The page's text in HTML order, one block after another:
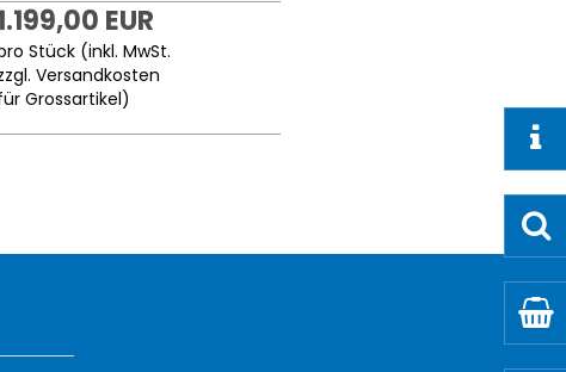
EUR
Stück (inkl. MwSt.
Versandkosten
Grossartikel)